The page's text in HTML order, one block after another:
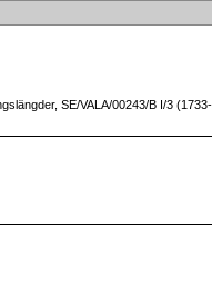
SE/VALA/00243/B I/3